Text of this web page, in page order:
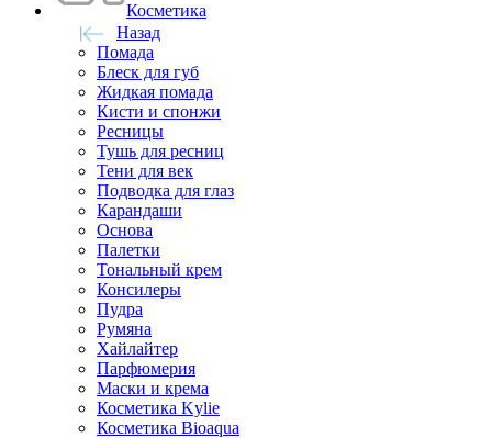
Косметика
Назад
Помада
Блеск для губ
Жидкая помада
Кисти и спонжи
Ресницы
Тушь для ресниц
Тени для век
Подводка для глаз
Карандаши
Основа
Палетки
Тональный крем
Консилеры
Пудра
Румяна
Хайлайтер
Парфюмерия
Маски и крема
Косметика Kylie
Косметика Bioaqua